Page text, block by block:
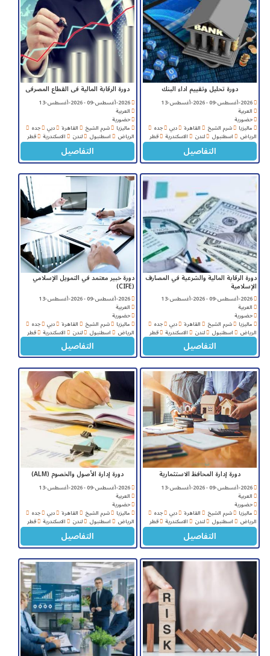
دورة تحليل وتقييم اداء البنك
2026-أغسطس-09 - 2026-أغسطس-13
العربية
حضورية
ماليزيا شرم الشيخ القاهرة دبي جده
الرياض اسطنبول لندن الاسكندرية قطر
التفاصيل
دورة الرقابة المالية فى القطاع المصرفى
2026-أغسطس-09 - 2026-أغسطس-13
العربية
حضورية
ماليزيا شرم الشيخ القاهرة دبي جده
الرياض اسطنبول لندن الاسكندرية قطر
التفاصيل
دورة الرقابة المالية والشرعية في المصارف
الإسلامية
2026-أغسطس-09 - 2026-أغسطس-13
العربية
حضورية
ماليزيا شرم الشيخ القاهرة دبي جده
الرياض اسطنبول لندن الاسكندرية قطر
التفاصيل
دورة خبير معتمد في التمويل الإسلامي
(CIFE)
2026-أغسطس-09 - 2026-أغسطس-13
العربية
حضورية
ماليزيا شرم الشيخ القاهرة دبي جده
الرياض اسطنبول لندن الاسكندرية قطر
التفاصيل
دورة إدارة المحافظ الاستثمارية
2026-أغسطس-09 - 2026-أغسطس-13
العربية
حضورية
ماليزيا شرم الشيخ القاهرة دبي جده
الرياض اسطنبول لندن الاسكندرية قطر
التفاصيل
دورة إدارة الأصول والخصوم (ALM)
2026-أغسطس-09 - 2026-أغسطس-13
العربية
حضورية
ماليزيا شرم الشيخ القاهرة دبي جده
الرياض اسطنبول لندن الاسكندرية قطر
التفاصيل